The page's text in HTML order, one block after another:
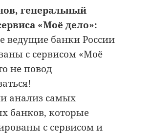
генеральный
«Моё дело»:
ведущие банки России
с сервисом «Моё
не повод
анализ самых
банков, которые
с сервисом и